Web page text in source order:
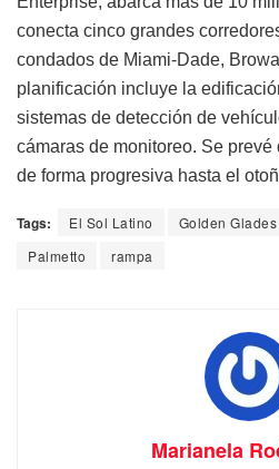
conecta cinco grandes
condados de Miami-Dade,
planificación incluye la
sistemas de detección de
cámaras de monitoreo. Se
de forma progresiva hasta el
Tags: El Sol Latino Golden Glades
Palmetto
rampa
Marianela